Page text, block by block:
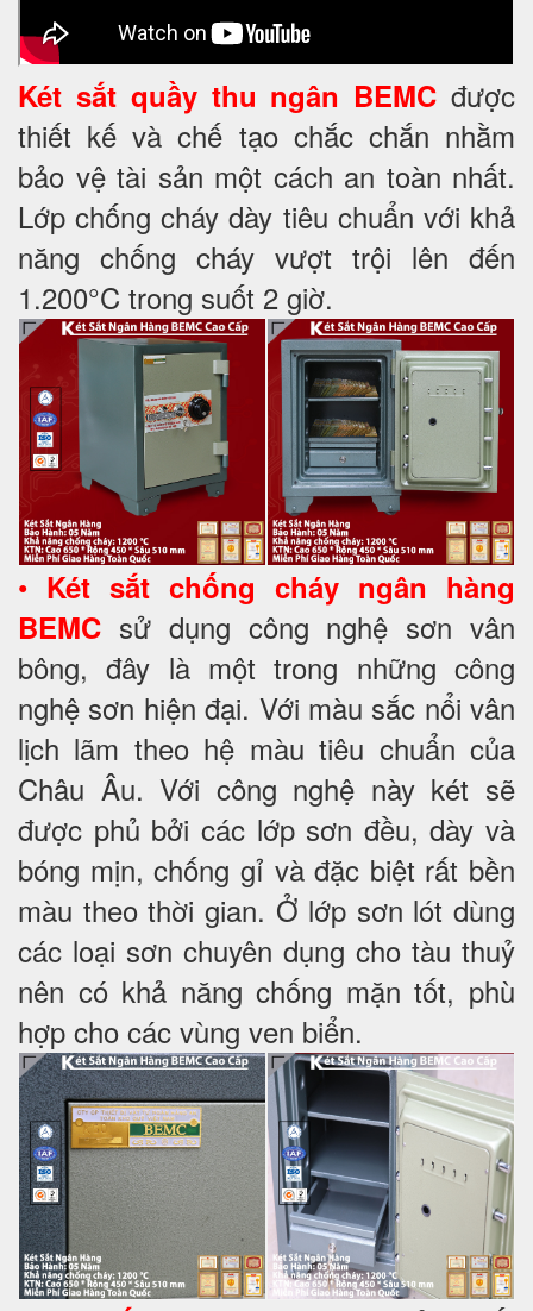
Két sắt quầy thu ngân BEMC được
thiết kế và chế tạo chắc chắn nhằm
bảo vệ tài sản một cách an toàn nhất.
Lớp chống cháy dày tiêu chuẩn với khả
năng chống cháy vượt trội lên đến
1.200°C trong suốt 2 giờ.
• Két sắt chống cháy ngân hàng
BEMC sử dụng công nghệ sơn vân
bông, đây là một trong những công
nghệ sơn hiện đại. Với màu sắc nổi vân
lịch lãm theo hệ màu tiêu chuẩn của
Châu Âu. Với công nghệ này két sẽ
được phủ bởi các lớp sơn đều, dày và
bóng mịn, chống gỉ và đặc biệt rất bền
màu theo thời gian. Ở lớp sơn lót dùng
các loại sơn chuyên dụng cho tàu thuỷ
nên có khả năng chống mặn tốt, phù
hợp cho các vùng ven biển.